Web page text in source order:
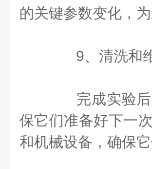
的关键参数变化，
9、清洗和维
完成实验后
保它们准备好下一
和机械设备，确保